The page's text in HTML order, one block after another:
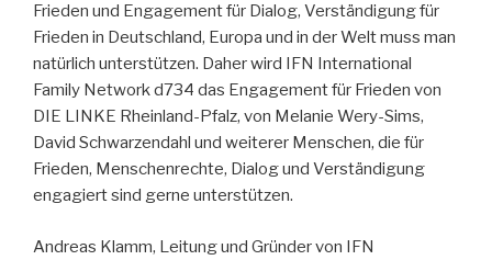
Frieden und Engagement für Dialog, Verständigung für
Frieden in Deutschland, Europa und in der Welt muss man
natürlich unterstützen. Daher wird IFN International
Family Network d734 das Engagement für Frieden von
DIE LINKE Rheinland-Pfalz, von Melanie Wery-Sims,
David Schwarzendahl und weiterer Menschen, die für
Frieden, Menschenrechte, Dialog und Verständigung
engagiert sind gerne unterstützen.
Andreas Klamm, Leitung und Gründer von IFN